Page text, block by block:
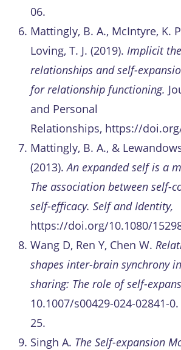
06.
Mattingly, B. A., McIntyre, K.
Loving, T. J. (2019). Implicit
relationships and self-
for relationship functioning.
and Personal
Relationships, https://
Mattingly, B. A., &
(2013).An expanded self is a
The association between self-
self-efficacy. Self and Identity,
https://doi.org/10.1080/
Wang D, Ren Y, Chen W.
shapes inter-brain synchrony
sharing: The role of self-
10.1007/s00429-024-02841-
25.
Singh A. The Self-expansion